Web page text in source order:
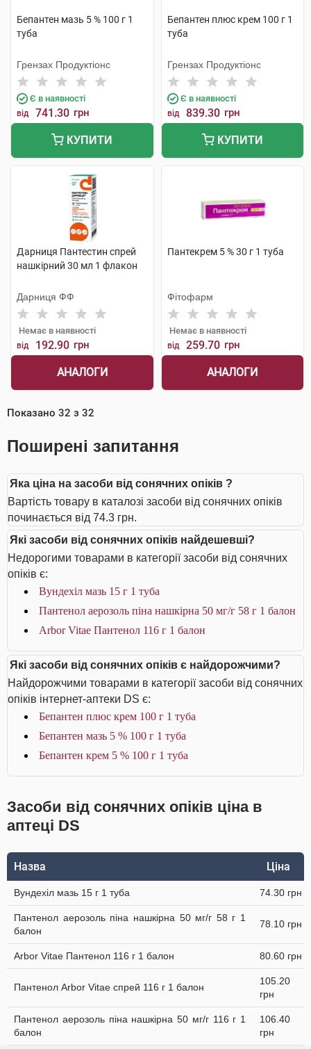
Бепантен мазь 5 % 100 г 1
туба
Грензах Продуктіонс
Є в наявності
від 741.30 грн
КУПИТИ
Бепантен плюс крем 100 г 1
туба
Грензах Продуктіонс
Є в наявності
від 839.30 грн
КУПИТИ
Дарниця Пантестин спрей
нашкірний 30 мл 1 флакон
Дарниця ФФ
Немає в наявності
від 192.90 грн
АНАЛОГИ
Пантекрем 5 % 30 г 1 туба
Фітофарм
Немає в наявності
від 259.70 грн
АНАЛОГИ
Показано 32 з 32
Поширені запитання
Яка ціна на засоби від сонячних опіків ?
Вартість товару в каталозі засоби від сонячних опіків
починається від 74.3 грн.
Які засоби від сонячних опіків найдешевші?
Недорогими товарами в категорії засоби від сонячних
опіків є:
Вундехіл мазь 15 г 1 туба
Пантенол аерозоль піна нашкірна 50 мг/г 58 г 1 балон
Arbor Vitae Пантенол 116 г 1 балон
Які засоби від сонячних опіків є найдорожчими?
Найдорожчими товарами в категорії засоби від сонячних
опіків інтернет-аптеки DS є:
Бепантен плюс крем 100 г 1 туба
Бепантен мазь 5 % 100 г 1 туба
Бепантен крем 5 % 100 г 1 туба
Засоби від сонячних опіків ціна в
аптеці DS
Назва Ціна
Вундехіл мазь 15 г 1 туба 74.30 грн
Пантенол аерозоль піна нашкірна 50 мг/г 58 г 1
балон
78.10 грн
Arbor Vitae Пантенол 116 г 1 балон 80.60 грн
Пантенол Arbor Vitae спрей 116 г 1 балон
105.20
грн
Пантенол аерозоль піна нашкірна 50 мг/г 116 г 1
балон
106.40
грн